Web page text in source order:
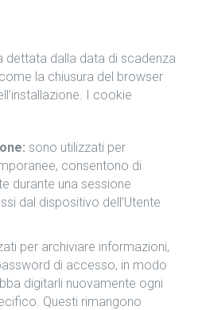
dettata dalla data di scadenza
la chiusura del browser
I cookie
sono utilizzati per
consentono di
durante una sessione
dal dispositivo dell’Utente
per archiviare informazioni,
di accesso, in modo
digitarli nuovamente ogni
Questi rimangono